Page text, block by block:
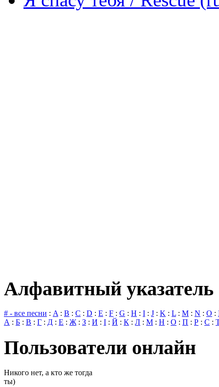
Алфавитный указатель
# - все песни : A: B : C : D : E : F : G : H : I : J : K : L : M : N : O :
А : Б : В : Г : Д : Е : Ж: З : И : І : Й : К : Л : М : Н : О : П : Р : С :
Пользователи онлайн
Никого нет, а кто же тогда
ты)